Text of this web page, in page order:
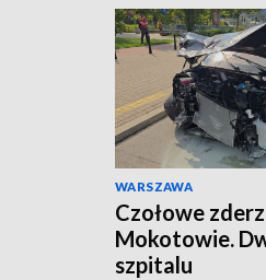
WARSZAWA
Czołowe
Mokotowie.
szpitalu